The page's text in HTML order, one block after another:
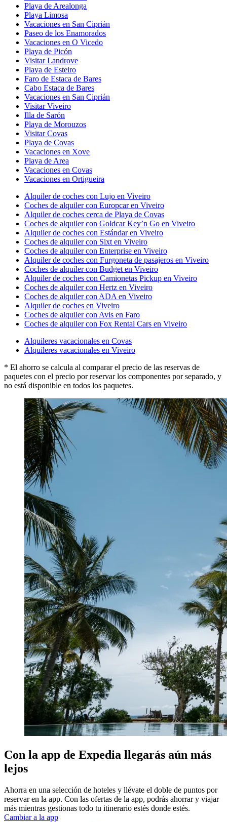
Playa de Arealonga
Playa Limosa
Vacaciones en San Ciprián
Paseo de los Enamorados
Vacaciones en O Vicedo
Playa de Picón
Visitar Landrove
Playa de Esteiro
Faro de Estaca de Bares
Cabo Estaca de Bares
Vacaciones en San Ciprián
Visitar Viveiro
Illa de Sarón
Playa de Morouzos
Visitar Covas
Playa de Covas
Vacaciones en Xove
Playa de Area
Vacaciones en Covas
Vacaciones en Ortigueira
Alquiler de coches con Lujo en Viveiro
Coches de alquiler con Europcar en Viveiro
Alquiler de coches cerca de Playa de Covas
Coches de alquiler con Goldcar Key’n Go en Viveiro
Alquiler de coches con Estándar en Viveiro
Coches de alquiler con Sixt en Viveiro
Coches de alquiler con Enterprise en Viveiro
Alquiler de coches con Furgoneta de pasajeros en Viveiro
Coches de alquiler con Budget en Viveiro
Alquiler de coches con Camionetas Pickup en Viveiro
Coches de alquiler con Hertz en Viveiro
Coches de alquiler con ADA en Viveiro
Alquiler de coches en Viveiro
Coches de alquiler con Avis en Faro
Coches de alquiler con Fox Rental Cars en Viveiro
Alquileres vacacionales en Covas
Alquileres vacacionales en Viveiro
* El ahorro se calcula al comparar el precio de las reservas de
paquetes con el precio por reservar los componentes por separado, y
no está disponible en todos los paquetes.
Con la app de Expedia llegarás aún más
lejos
Ahorra en una selección de hoteles y llévate el doble de puntos por
reservar en la app. Con las ofertas de la app, podrás ahorrar y viajar
más mientras gestionas todo tu itinerario estés donde estés.
Cambiar a la app